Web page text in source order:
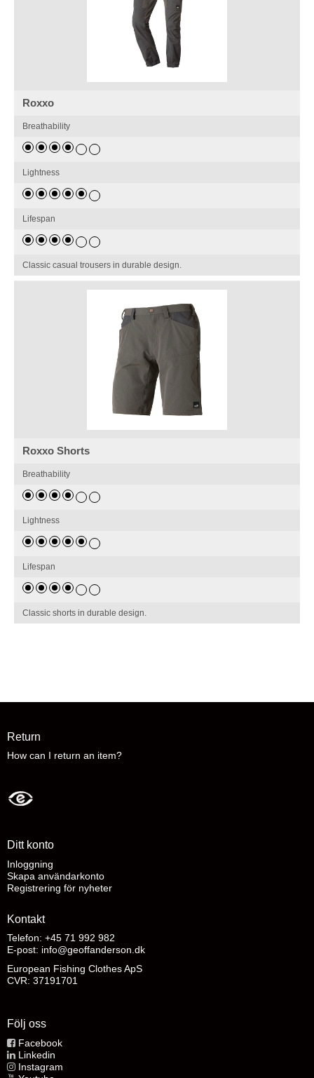
Roxxo
Breathability
Lightness
Lifespan
Classic casual trousers in durable design.
Roxxo Shorts
Breathability
Lightness
Lifespan
Classic shorts in durable design.
Return
How can I return an item?
Ditt konto
Inloggning
Skapa användarkonto
Registrering för nyheter
Kontakt
Telefon: +45 71 992 982
E-post: info@geoffanderson.dk
European Fishing Clothes ApS
CVR: 37191701
Följ oss
Facebook
Linkedin
Instagram